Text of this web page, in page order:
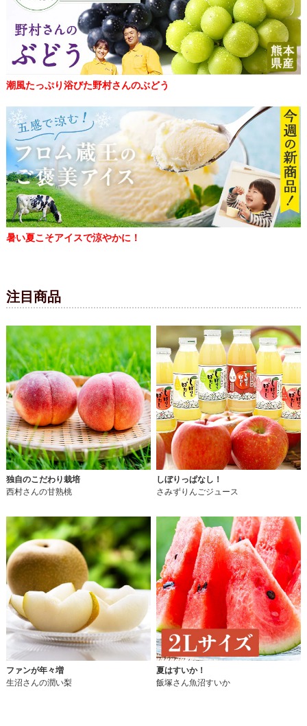
潮風たっぷり浴びた野村さんのぶどう
暑い夏こそアイスで涼やかに！
注目商品
独自のこだわり栽培
西村さんの甘熟桃
しぼりっぱなし！
さみずりんごジュース
ファンが年々増
生沼さんの潤い梨
夏はすいか！
飯塚さん魚沼すいか